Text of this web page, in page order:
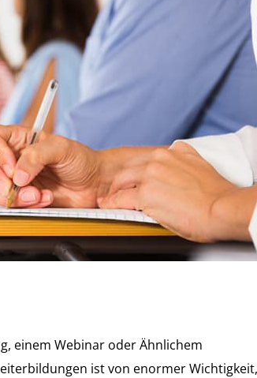
einem Webinar oder Ähnlichem
ist von enormer